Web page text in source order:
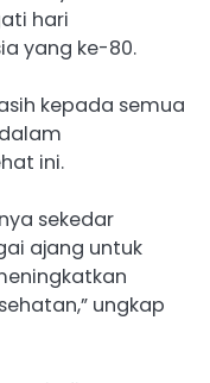
hari
yang ke-80.
kepada semua
ini.
sekedar
ajang untuk
ungkap